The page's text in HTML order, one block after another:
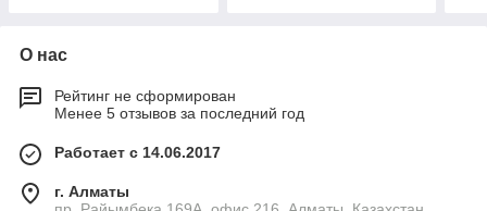
О нас
Рейтинг не сформирован
Менее 5 отзывов за последний год
Работает с 14.06.2017
г. Алматы